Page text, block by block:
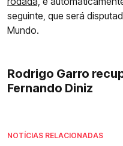
seguinte, que será
Mundo.
Rodrigo Garro
Fernando Diniz
NOTÍCIAS RELACIONADAS